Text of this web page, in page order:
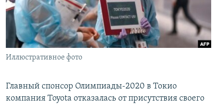
Иллюстративное фото
Главный спонсор Олимпиады-2020 в Токио
компания Toyota отказалась от присутствия своего